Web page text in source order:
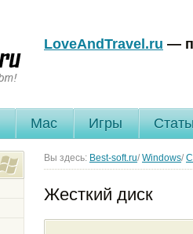
LoveAndTravel.ru —
Mac Игры
Вы здесь: Best-soft.ru/ Windows/
Жесткий диск